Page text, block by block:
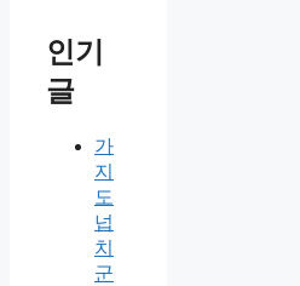
인기
글
가
지
도
넙
치
군